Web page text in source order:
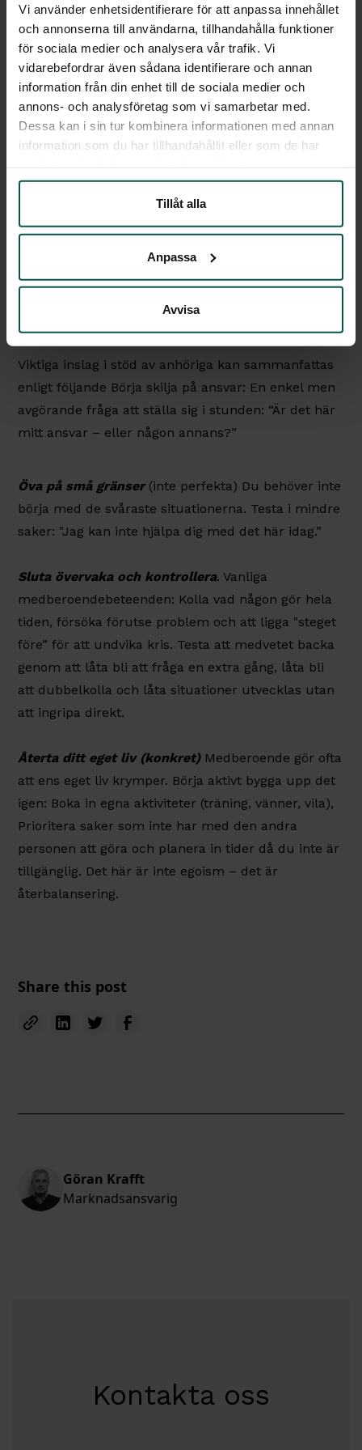
Vi använder enhetsidentifierare för att anpassa innehållet
och annonserna till användarna, tillhandahålla funktioner
för sociala medier och analysera vår trafik. Vi
vidarebefordrar även sådana identifierare och annan
information från din enhet till de sociala medier och
annons- och analysföretag som vi samarbetar med.
Dessa kan i sin tur kombinera informationen med annan
information som du har tillhandahållit eller som de har
Tillåt alla
Anpassa
Avvisa
egna beteendemönster, arbeta med känslor som
skuld och otillräcklighet samt etablera
hälsosamma vanor genom att börja ta hand om sig
själv igen. Läs vidare nedan om betydelsefulla
inslag i behandlingen.
Mer om medberoende
narkotikaupplysning visar att personer som har
allmän livskvalitet. I de mest belastade grupperna
uppgav ungefär varannan person fysisk ohälsa,
jämfört med ungefär en fjärdedel i övriga
befolkningen.
Viktiga inslag i stöd av anhöriga kan sammanfattas
enligt följande Börja skilja på ansvar: En enkel men
avgörande fråga att ställa sig i stunden: “Är det här
mitt ansvar – eller någon annans?”
Öva på små gränser(inte perfekta) Du behöver inte
börja med de svåraste situationerna. Testa i mindre
saker: "Jag kan inte hjälpa dig med det här idag.”
Sluta övervaka och kontrollera. Vanliga
medberoendebeteenden: Kolla vad någon gör hela
tiden, försöka förutse problem och att ligga "steget
före” för att undvika kris. Testa att medvetet backa
genom att låta bli att fråga en extra gång, låta bli
att dubbelkolla och låta situationer utvecklas utan
att ingripa direkt.
Återta ditt eget liv (konkret) Medberoende gör ofta
att ens eget liv krymper. Börja aktivt bygga upp det
igen: Boka in egna aktiviteter (träning, vänner, vila),
Prioritera saker som inte har med den andra
personen att göra och planera in tider då du inte är
tillgänglig. Det här är inte egoism – det är
återbalansering.‍
Share this post
Göran Krafft
Marknadsansvarig
Kontakta oss